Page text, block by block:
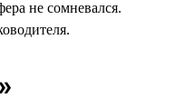
не сомневался.